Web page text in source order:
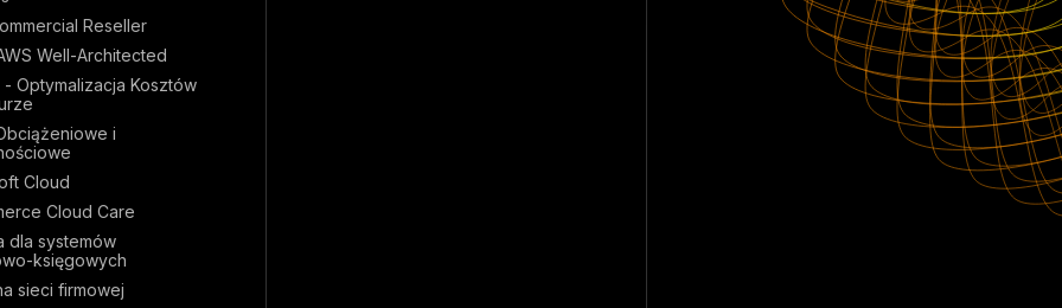
Reseller
Well-Architected
- Optymalizacja Kosztów
i
Cloud
Cloud Care
dla systemów
księgowych
sieci firmowej